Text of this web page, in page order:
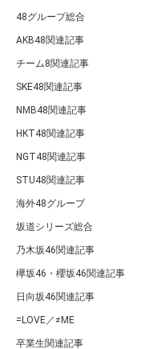
48グループ総合
AKB48関連記事
チーム8関連記事
SKE48関連記事
NMB48関連記事
HKT48関連記事
NGT48関連記事
STU48関連記事
海外48グループ
坂道シリーズ総合
乃木坂46関連記事
欅坂46・櫻坂46関連記事
日向坂46関連記事
=LOVE／≠ME
卒業生関連記事